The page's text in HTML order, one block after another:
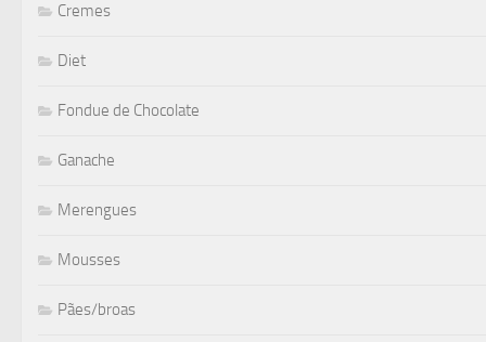
Cremes
Diet
Fondue de Chocolate
Ganache
Merengues
Mousses
Pães/broas